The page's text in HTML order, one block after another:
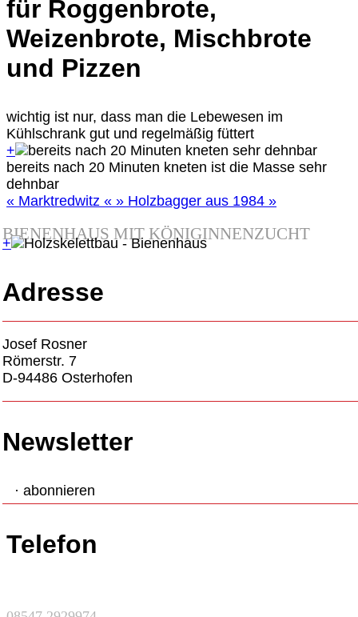
für Roggenbrote,
Weizenbrote, Mischbrote
und Pizzen
wichtig ist nur, dass man die Lebewesen im
Kühlschrank gut und regelmäßig füttert
+
bereits nach 20 Minuten kneten ist die Masse sehr
dehnbar
« Marktredwitz « » Holzbagger aus 1984 »
BIENENHAUS MIT KÖNIGINNENZUCHT
+
Adresse
Josef Rosner
Römerstr. 7
D-94486 Osterhofen
Newsletter
· abonnieren
Telefon